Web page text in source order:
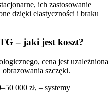
ich zastosowanie
dzięki elastyczności i braku
– jaki jest koszt?
cena jest uzależniona
szczęki.
000 zł, – systemy